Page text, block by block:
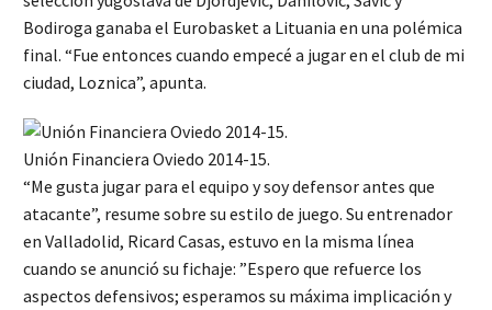
Bodiroga ganaba el Eurobasket a Lituania en una polémica
final. “Fue entonces cuando empecé a jugar en el club de mi
ciudad, Loznica”, apunta.
Unión Financiera Oviedo 2014-15.
“Me gusta jugar para el equipo y soy defensor antes que
atacante”, resume sobre su estilo de juego. Su entrenador
en Valladolid, Ricard Casas, estuvo en la misma línea
cuando se anunció su fichaje: ”Espero que refuerce los
aspectos defensivos; esperamos su máxima implicación y